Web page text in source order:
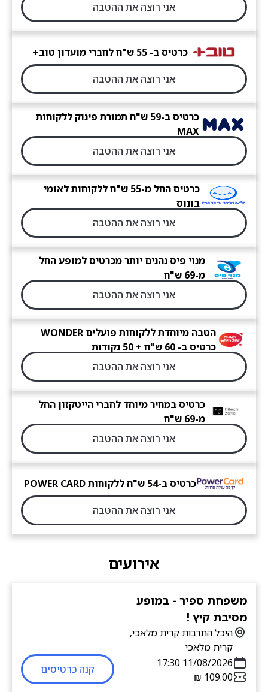
אני רוצה את ההטבה
כרטיס ב- 55 ש"ח לחברי מועדון טוב+
אני רוצה את ההטבה
כרטיס ב-59 ש"ח תמורת פינוק ללקוחות
MAX
אני רוצה את ההטבה
כרטיס החל מ-55 ש"ח ללקוחות לאומי
בונוס
אני רוצה את ההטבה
מנוי פיס נהנים יותר מכרטיס למופע החל
מ-69 ש"ח
אני רוצה את ההטבה
הטבה מיוחדת ללקוחות פועלים WONDER
כרטיס ב- 60 ש"ח + 50 נקודות
אני רוצה את ההטבה
כרטיס במחיר מיוחד לחברי הייטקזון החל
מ-69 ש"ח
אני רוצה את ההטבה
כרטיס ב-54 ש"ח ללקוחות POWER CARD
אני רוצה את ההטבה
אירועים
משפחת ספיר - במופע
מסיבת קיץ !
היכל התרבות קרית מלאכי,
קרית מלאכי
11/08/2026 17:30
קנה כרטיסים